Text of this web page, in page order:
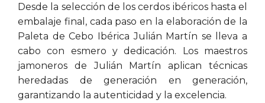
Desde la selección de los cerdos ibéricos hasta el
embalaje final, cada paso en la elaboración de la
Paleta de Cebo Ibérica Julián Martín se lleva a
cabo con esmero y dedicación. Los maestros
jamoneros de Julián Martín aplican técnicas
heredadas de generación en generación,
garantizando la autenticidad y la excelencia.